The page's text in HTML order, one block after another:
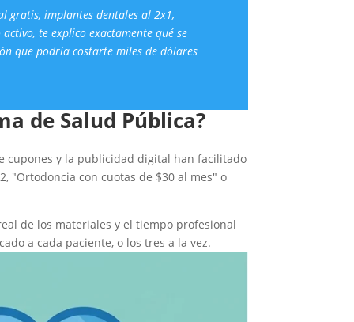
gratis, implantes dentales al 2x1,
activo, te explico exactamente qué se
que podría costarte miles de dólares
de Salud Pública?
cupones y la publicidad digital han facilitado
"Ortodoncia con cuotas de $30 al mes" o
de los materiales y el tiempo profesional
a cada paciente, o los tres a la vez.